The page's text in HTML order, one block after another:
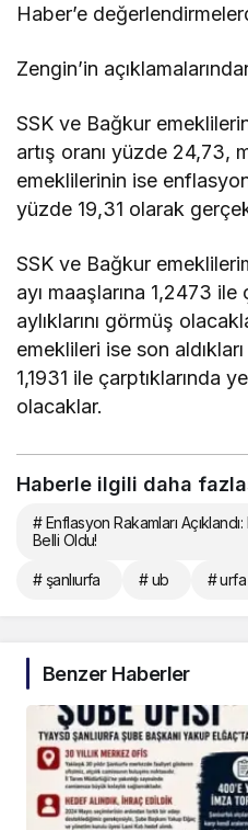
Haber’e
Zengin’in
SSK ve Bağkur
artış oranı yüzde 24,73,
emeklilerinin ise
yüzde 19,31 olarak
SSK ve Bağkur
ayı maaşlarına 1,2473 ile
aylıklarını görmüş
emeklileri ise son aldıkları
1,1931 ile çarptıklarında
olacaklar.
Haberle ilgili daha
# Enflasyon Rakamları
Belli Oldu!
# şanlıurfa # ub #
Benzer Haberler